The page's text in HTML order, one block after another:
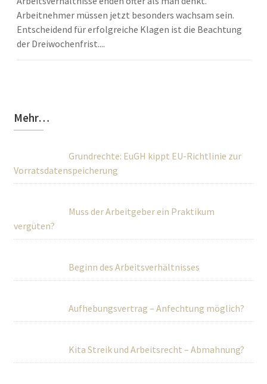
Arbeitnehmer müssen jetzt besonders wachsam sein.
Entscheidend für erfolgreiche Klagen ist die Beachtung
der Dreiwochenfrist....
Mehr…
Grundrechte: EuGH kippt EU-Richtlinie zur
Vorratsdatenspeicherung
Muss der Arbeitgeber ein Praktikum
vergüten?
Beginn des Arbeitsverhältnisses
Aufhebungsvertrag – Anfechtung möglich?
Kita Streik und Arbeitsrecht – Abmahnung?